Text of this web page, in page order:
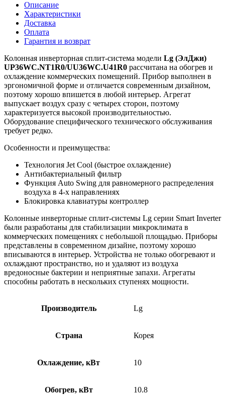
Описание
Характеристики
Доставка
Оплата
Гарантия и возврат
Колонная инверторная сплит-система модели Lg (ЭлДжи)
UP36WC.NT1R0/UU36WC.U41R0 рассчитана на обогрев и
охлаждение коммерческих помещений. Прибор выполнен в
эргономичной форме и отличается современным дизайном,
поэтому хорошо впишется в любой интерьер. Агрегат
выпускает воздух сразу с четырех сторон, поэтому
характеризуется высокой производительностью.
Оборудование специфического технического обслуживания
требует редко.
Особенности и преимущества:
Технология Jet Cool (быстрое охлаждение)
Антибактериальный фильтр
Функция Auto Swing для равномерного распределения
воздуха в 4-х направлениях
Блокировка клавиатуры контроллер
Колонные инверторные сплит-системы Lg серии Smart Inverter
были разработаны для стабилизации микроклимата в
коммерческих помещениях с небольшой площадью. Приборы
представлены в современном дизайне, поэтому хорошо
вписываются в интерьер. Устройства не только обогревают и
охлаждают пространство, но и удаляют из воздуха
вредоносные бактерии и неприятные запахи. Агрегаты
способны работать в нескольких ступенях мощности.
Производитель Lg
Страна Корея
Охлаждение, кВт 10
Обогрев, кВт 10.8